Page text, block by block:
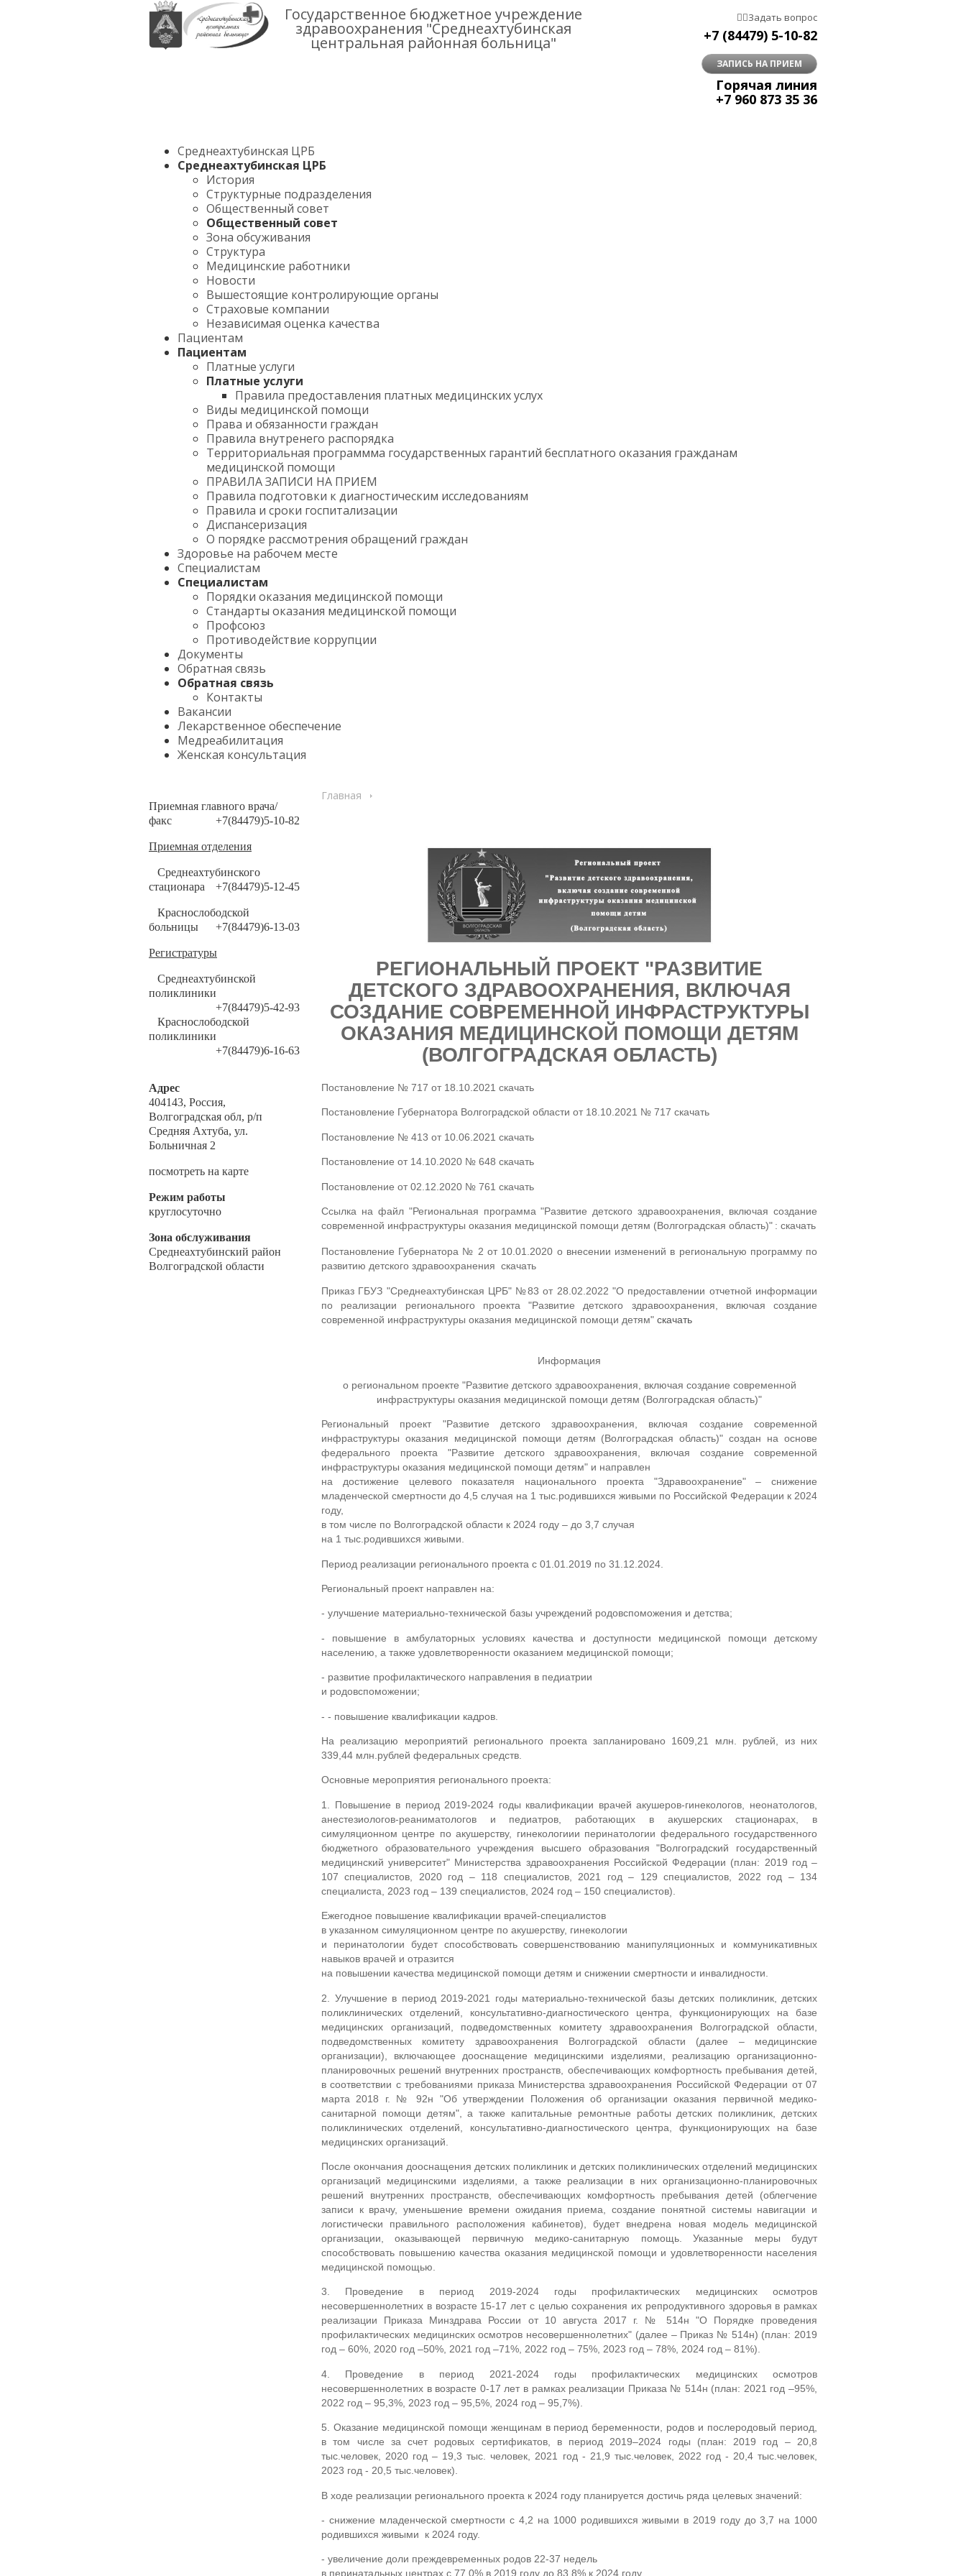
Государственное бюджетное учреждение
здравоохранения "Среднеахтубинская
центральная районная больница"
Задать вопрос
+7 (84479) 5-10-82
ЗАПИСЬ НА ПРИЕМ
Горячая линия
+7 960 873 35 36
Среднеахтубинская ЦРБ
Среднеахтубинская ЦРБ
История
Структурные подразделения
Общественный совет
Общественный совет
Зона обсуживания
Структура
Медицинские работники
Новости
Вышестоящие контролирующие органы
Страховые компании
Независимая оценка качества
Пациентам
Пациентам
Платные услуги
Платные услуги
Правила предоставления платных медицинских услух
Виды медицинской помощи
Права и обязанности граждан
Правила внутренего распорядка
Территориальная программма государственных гарантий бесплатного оказания гражданам
медицинской помощи
ПРАВИЛА ЗАПИСИ НА ПРИЕМ
Правила подготовки к диагностическим исследованиям
Правила и сроки госпитализации
Диспансеризация
О порядке рассмотрения обращений граждан
Здоровье на рабочем месте
Специалистам
Специалистам
Порядки оказания медицинской помощи
Стандарты оказания медицинской помощи
Профсоюз
Противодействие коррупции
Документы
Обратная связь
Обратная связь
Контакты
Вакансии
Лекарственное обеспечение
Медреабилитация
Женская консультация
Приемная главного врача/
факс
+7(84479)5-10-82
Приемная отделения
Среднеахтубинского
стационара
+7(84479)5-12-45
Краснослободской
больницы
+7(84479)6-13-03
Регистратуры
Среднеахтубинской
поликлиники
+7(84479)5-42-93
Краснослободской
поликлиники
+7(84479)6-16-63
Адрес
404143, Россия,
Волгоградская обл, р/п
Средняя Ахтуба, ул.
Больничная 2
посмотреть на карте
Режим работы
круглосуточно
Зона обслуживания
Среднеахтубинский район
Волгоградской области
Главная
РЕГИОНАЛЬНЫЙ ПРОЕКТ "РАЗВИТИЕ
ДЕТСКОГО ЗДРАВООХРАНЕНИЯ, ВКЛЮЧАЯ
СОЗДАНИЕ СОВРЕМЕННОЙ ИНФРАСТРУКТУРЫ
ОКАЗАНИЯ МЕДИЦИНСКОЙ ПОМОЩИ ДЕТЯМ
(ВОЛГОГРАДСКАЯ ОБЛАСТЬ)
Постановление № 717 от 18.10.2021 скачать
Постановление Губернатора Волгоградской области от 18.10.2021 № 717 скачать
Постановление № 413 от 10.06.2021 скачать
Постановление от 14.10.2020 № 648 скачать
Постановление от 02.12.2020 № 761 скачать
Ссылка на файл "Региональная программа "Развитие детского здравоохранения, включая создание
современной инфраструктуры оказания медицинской помощи детям (Волгоградская область)" : скачать
Постановление Губернатора № 2 от 10.01.2020 о внесении изменений в региональную программу по
развитию детского здравоохранения скачать
Приказ ГБУЗ "Среднеахтубинская ЦРБ" №83 от 28.02.2022 "О предоставлении отчетной информации
по реализации регионального проекта "Развитие детского здравоохранения, включая создание
современной инфраструктуры оказания медицинской помощи детям" скачать
Информация
о региональном проекте "Развитие детского здравоохранения, включая создание современной
инфраструктуры оказания медицинской помощи детям (Волгоградская область)"
Региональный проект "Развитие детского здравоохранения, включая создание современной
инфраструктуры оказания медицинской помощи детям (Волгоградская область)" создан на основе
федерального проекта "Развитие детского здравоохранения, включая создание современной
инфраструктуры оказания медицинской помощи детям" и направлен
на достижение целевого показателя национального проекта "Здравоохранение" – снижение
младенческой смертности до 4,5 случая на 1 тыс.родившихся живыми по Российской Федерации к 2024
году,
в том числе по Волгоградской области к 2024 году – до 3,7 случая
на 1 тыс.родившихся живыми.
Период реализации регионального проекта с 01.01.2019 по 31.12.2024.
Региональный проект направлен на:
- улучшение материально-технической базы учреждений родовспоможения и детства;
- повышение в амбулаторных условиях качества и доступности медицинской помощи детскому
населению, а также удовлетворенности оказанием медицинской помощи;
- развитие профилактического направления в педиатрии
и родовспоможении;
- - повышение квалификации кадров.
На реализацию мероприятий регионального проекта запланировано 1609,21 млн. рублей, из них
339,44 млн.рублей федеральных средств.
Основные мероприятия регионального проекта:
1. Повышение в период 2019-2024 годы квалификации врачей акушеров-гинекологов, неонатологов,
анестезиологов-реаниматологов и педиатров, работающих в акушерских стационарах, в
симуляционном центре по акушерству, гинекологиии перинатологии федерального государственного
бюджетного образовательного учреждения высшего образования "Волгоградский государственный
медицинский университет" Министерства здравоохранения Российской Федерации (план: 2019 год –
107 специалистов, 2020 год – 118 специалистов, 2021 год – 129 специалистов, 2022 год – 134
специалиста, 2023 год – 139 специалистов, 2024 год – 150 специалистов).
Ежегодное повышение квалификации врачей-специалистов
в указанном симуляционном центре по акушерству, гинекологии
и перинатологии будет способствовать совершенствованию манипуляционных и коммуникативных
навыков врачей и отразится
на повышении качества медицинской помощи детям и снижении смертности и инвалидности.
2. Улучшение в период 2019-2021 годы материально-технической базы детских поликлиник, детских
поликлинических отделений, консультативно-диагностического центра, функционирующих на базе
медицинских организаций, подведомственных комитету здравоохранения Волгоградской области,
подведомственных комитету здравоохранения Волгоградской области (далее – медицинские
организации), включающее дооснащение медицинскими изделиями, реализацию организационно-
планировочных решений внутренних пространств, обеспечивающих комфортность пребывания детей,
в соответствии с требованиями приказа Министерства здравоохранения Российской Федерации от 07
марта 2018 г. № 92н "Об утверждении Положения об организации оказания первичной медико-
санитарной помощи детям", а также капитальные ремонтные работы детских поликлиник, детских
поликлинических отделений, консультативно-диагностического центра, функционирующих на базе
медицинских организаций.
После окончания дооснащения детских поликлиник и детских поликлинических отделений медицинских
организаций медицинскими изделиями, а также реализации в них организационно-планировочных
решений внутренних пространств, обеспечивающих комфортность пребывания детей (облегчение
записи к врачу, уменьшение времени ожидания приема, создание понятной системы навигации и
логистически правильного расположения кабинетов), будет внедрена новая модель медицинской
организации, оказывающей первичную медико-санитарную помощь. Указанные меры будут
способствовать повышению качества оказания медицинской помощи и удовлетворенности населения
медицинской помощью.
3. Проведение в период 2019-2024 годы профилактических медицинских осмотров
несовершеннолетних в возрасте 15-17 лет с целью сохранения их репродуктивного здоровья в рамках
реализации Приказа Минздрава России от 10 августа 2017 г. № 514н "О Порядке проведения
профилактических медицинских осмотров несовершеннолетних" (далее – Приказ № 514н) (план: 2019
год – 60%, 2020 год –50%, 2021 год –71%, 2022 год – 75%, 2023 год – 78%, 2024 год – 81%).
4. Проведение в период 2021-2024 годы профилактических медицинских осмотров
несовершеннолетних в возрасте 0-17 лет в рамках реализации Приказа № 514н (план: 2021 год –95%,
2022 год – 95,3%, 2023 год – 95,5%, 2024 год – 95,7%).
5. Оказание медицинской помощи женщинам в период беременности, родов и послеродовый период,
в том числе за счет родовых сертификатов, в период 2019–2024 годы (план: 2019 год – 20,8
тыс.человек, 2020 год – 19,3 тыс. человек, 2021 год - 21,9 тыс.человек, 2022 год - 20,4 тыс.человек,
2023 год - 20,5 тыс.человек).
В ходе реализации регионального проекта к 2024 году планируется достичь ряда целевых значений:
- снижение младенческой смертности с 4,2 на 1000 родившихся живыми в 2019 году до 3,7 на 1000
родившихся живыми к 2024 году.
- увеличение доли преждевременных родов 22-37 недель
в перинатальных центрах с 77,0% в 2019 году до 83,8% к 2024 году.